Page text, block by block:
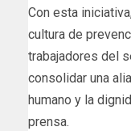
Con esta
cultura de
trabajadores del
consolidar una
humano y la
prensa.